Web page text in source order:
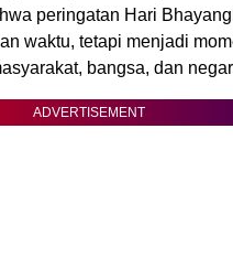
peringatan Hari
waktu, tetapi menjadi
bangsa, dan
ADVERTISEMENT